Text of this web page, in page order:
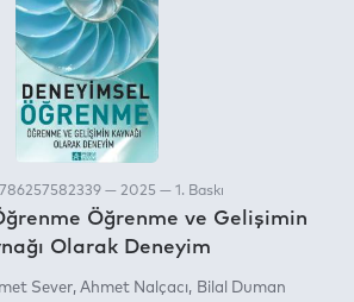
— 2025 — 1. Baskı
Öğrenme ve Gelişimin
Olarak Deneyim
Sever Ahmet Nalçacı
Bilal Duman